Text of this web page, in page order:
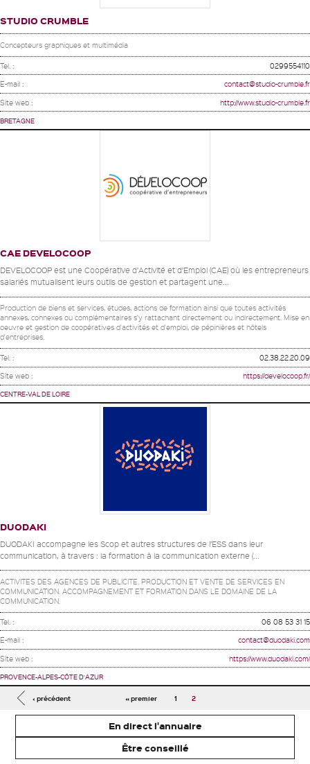
STUDIO CRUMBLE
Concepteurs graphiques et multimédia
Tel. : 0299554110
E-mail : contact@studio-crumble.fr
Site web : http://www.studio-crumble.fr
BRETAGNE
CAE DEVELOCOOP
DEVELOCOOP est une Coopérative d’Activité et d’Emploi (CAE) où les entrepreneurs
salariés mutualisent leurs outils de gestion et partagent une...
Production de biens et services, études, actions de formation ainsi que toutes activités
annexes, connexes ou complémentaires s'y rattachant directement ou indirectement. Mise en
oeuvre et gestion de coopératives d'activités et d'emploi, de pépinières et hôtels
d'entreprises.
Tel. : 02.38.22.20.09
Site web : https://develocoop.fr/
CENTRE-VAL DE LOIRE
DUODAKI
DUODAKI accompagne les Scop et autres structures de l’ESS dans leur
communication, à travers : la formation à la communication externe (...
ACTIVITES DES AGENCES DE PUBLICITE. PRODUCTION ET VENTE DE SERVICES EN
COMMUNICATION. ACCOMPAGNEMENT ET FORMATION DANS LE DOMAINE DE LA
COMMUNICATION.
Tel. : 06 08 53 31 15
E-mail : contact@duodaki.com
Site web : https://www.duodaki.com/
PROVENCE-ALPES-CÔTE D'AZUR
Pages
« premier
‹ précédent 1 2
En direct l'annuaire
Être conseillé